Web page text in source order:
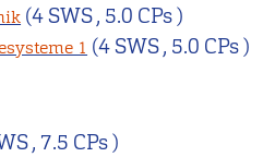
(4 SWS , 5.0 CPs )
1 (4 SWS , 5.0 CPs )
, 7.5 CPs )